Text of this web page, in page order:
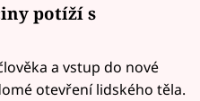
potíží s
a vstup do nové
otevření lidského těla.